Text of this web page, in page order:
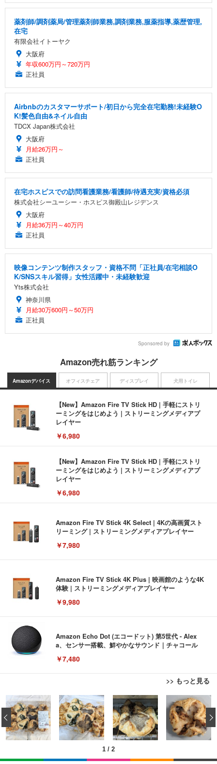
薬剤師/調剤薬局/管理薬剤師業務,調剤業務,服薬指導,薬歴管理,
在宅
有限会社イトーヤク
大阪府
年収600万円～720万円
正社員
Airbnbのカスタマーサポート/初日から完全在宅勤務!未経験O
K!髪色自由&ネイル自由
TDCX Japan株式会社
大阪府
月給26万円～
正社員
在宅ホスピスでの訪問看護業務/看護師/待遇充実/資格必須
株式会社シーユーシー・ホスピス御殿山レジデンス
大阪府
月給36万円～40万円
正社員
映像コンテンツ制作スタッフ・資格不問「正社員/在宅相談O
K/SNSスキル習得」女性活躍中・未経験歓迎
Yts株式会社
神奈川県
月給30万600円～50万円
正社員
Sponsored by
Amazon売れ筋ランキング
Amazonデバイス
【New】Amazon Fire TV Stick HD | 手軽にストリ
ーミングをはじめよう | ストリーミングメディアプ
レイヤー
￥6,980
【New】Amazon Fire TV Stick HD | 手軽にストリ
ーミングをはじめよう | ストリーミングメディアプ
レイヤー
￥6,980
Amazon Fire TV Stick 4K Select | 4Kの高画質スト
リーミング | ストリーミングメディアプレイヤー
￥7,980
Amazon Fire TV Stick 4K Plus | 映画館のような4K
体験 | ストリーミングメディアプレイヤー
￥9,980
Amazon Echo Dot (エコードット) 第5世代 - Alex
a、センサー搭載、鮮やかなサウンド｜チャコール
￥7,480
>> もっと見る
オフィスチェア
[EdoErgo] オフィスチェア 椅子 テレワーク 疲れな
い 跳ね上げ式アームレスト コンパクト 約105度ロッ
キング pc 事務椅子 360度回転 座面昇降 強化ナイロ
ン樹脂ベース 通気性メッシュ 在宅ワーク H-WY01
(黒網+黒枠+黒足)
￥5,699
SIHOO B100 オフィスチェア／デスクチェア メッシ
ディスプレイ
EIZO ビジネス向けプレミアムモニター | FlexScan
EV3240X-WT | 31.5型4K UHD・USB Type-C・ホワ
イト
￥105,595
EIZO ビジネス向けプレミアムモニター | FlexScan
犬用トイレ
Amazonベーシック ペットシーツ 薄型 レギュラー 1
回使い捨て 無香料 ホワイト 300枚
￥3,373
Amazonベーシック ペットシーツ 厚型 ワイド 42枚
1 / 2
‹